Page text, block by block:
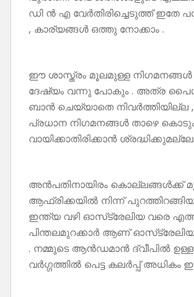
ഡി ൻ എ വേർതിരിച്ചെടുത്ത് ഇതേ
, കാര്യങ്ങൾ ഒത്തു നോക്കാം .
ഈ ശാസ്ത്രം മൂലമുള്ള നിഗമനങ്ങൾ
ദേഷ്യം വന്നു പോകും . അത്ര
ബാൻ ചെയ്യാതെ നിവർത്തിയില്ല
പ്രധാന നിഗമനങ്ങൾ താഴെ
വായിക്കാതിരിക്കാൻ
അൻപതിനായിരം കൊല്ലങ്ങൾക്ക്
ആഫ്രിക്കയിൽ നിന്ന്
ഇന്ത്യ വഴി ഓസ്‌ട്രേലിയ വരെ
പിന്തലമുറക്കാർ ആണ്
. നമ്മുടെ ആൻഡമാൻ ദ്വീപിൽ
വർഗ്ഗത്തിൽ പെട്ട കലർപ്പ്